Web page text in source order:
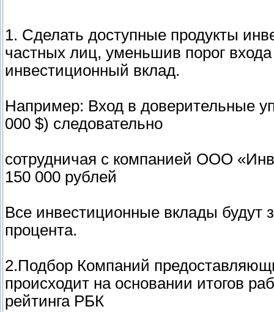
1. Сделать доступные продукты
частных лиц, уменьшив порог
инвестиционный вклад.
Например: Вход в доверительные
000 $) следовательно
сотрудничая с компанией ООО
150 000 рублей
Все инвестиционные вклады будут
процента.
2.Подбор Компаний
происходит на основании итогов
рейтинга РБК